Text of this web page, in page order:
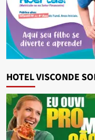
HOTEL VISCONDE